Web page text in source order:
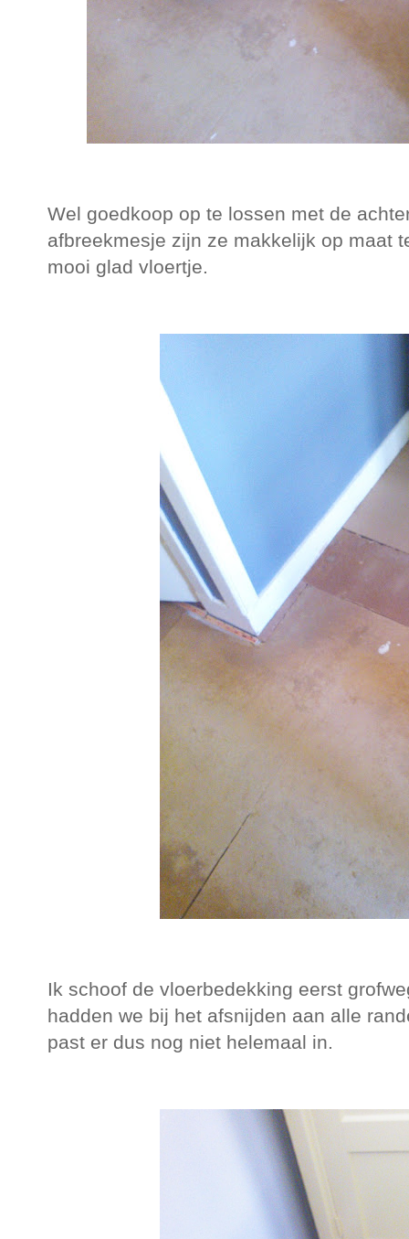
Wel goedkoop op te lossen met de
afbreekmesje zijn ze makkelijk op maat
mooi glad vloertje.
Ik schoof de vloerbedekking eerst
hadden we bij het afsnijden aan alle
past er dus nog niet helemaal in.